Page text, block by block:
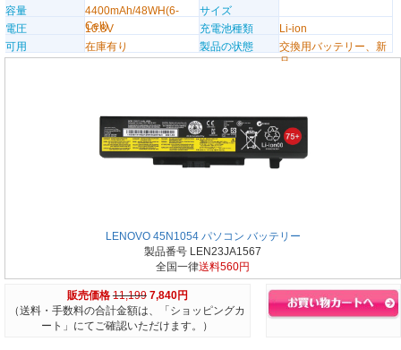
容量
4400mAh/48WH(6-
Cell)
サイズ
電圧
10.8V 充電池種類
Li-ion
可用
在庫有り 製品の状態
交換用バッテリー、新
品
LENOVO 45N1054 パソコン バッテリー
製品番号 LEN23JA1567
全国一律送料560円
販売価格 11,199 7,840円
（送料・手数料の合計金額は、「ショッピングカ
ート」にてご確認いただけます。）